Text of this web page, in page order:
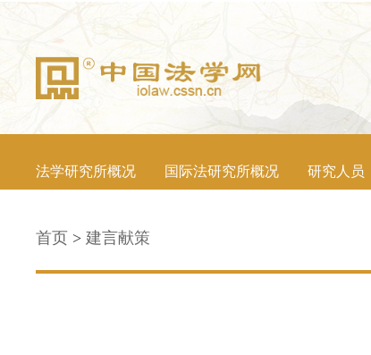
法学研究所概况 国际法研究所概况 研究人员
首页 > 建言献策